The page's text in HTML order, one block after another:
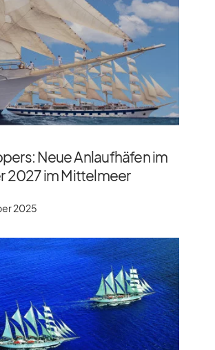
Neue Anlaufhäfen im
2027 im Mittelmeer
2025